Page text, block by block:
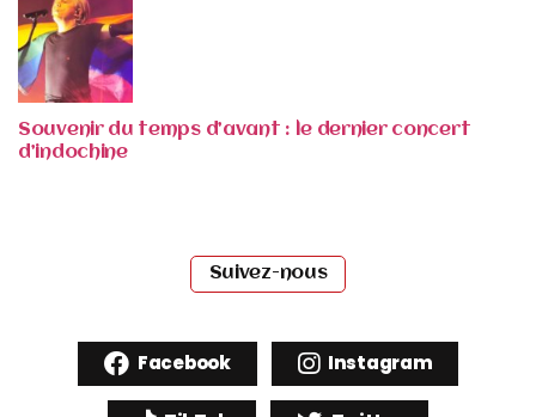
Souvenir du temps d’avant : le dernier concert
d’indochine
Suivez-nous
Facebook Instagram